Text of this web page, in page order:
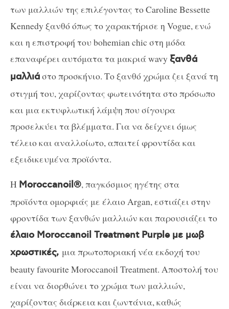
των μαλλιών της επιλέγοντας το Caroline Bessette
Kennedy ξανθό όπως το χαρακτήρισε η Vogue, ενώ
και η επιστροφή του bohemian chic στη μόδα
επαναφέρει αυτόματα τα μακριά wavy ξανθά
μαλλιάστο προσκήνιο. Το ξανθό χρώμα ζει ξανά τη
στιγμή του, χαρίζοντας φωτεινότητα στο πρόσωπο
και μια εκτυφλωτική λάμψη που σίγουρα
προσελκύει τα βλέμματα. Για να δείχνει όμως
τέλειο και αναλλοίωτο, απαιτεί φροντίδα και
εξειδικευμένα προϊόντα.
Η Moroccanoil®, παγκόσμιος ηγέτης στα
προϊόντα ομορφιάς με έλαιοArgan, εστιάζει στην
φροντίδα των ξανθών μαλλιών και παρουσιάζει το
έλαιο Moroccanoil Treatment Purple με μωβ
χρωστικές, μια πρωτοποριακή νέα εκδοχή του
beauty favouriteMoroccanoil Treatment. Αποστολή του
είναι να διορθώνει το χρώμα των μαλλιών,
χαρίζοντας διάρκεια και ζωντάνια, καθώς